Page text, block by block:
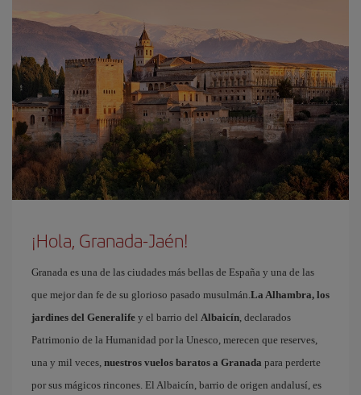
¡Hola, Granada-Jaén!
Granada es una de las ciudades más bellas de España y una de las
que mejor dan fe de su glorioso pasado musulmán.La Alhambra, los
jardines del Generalife y el barrio del Albaicín, declarados
Patrimonio de la Humanidad por la Unesco, merecen que reserves,
una y mil veces, nuestros vuelos baratos a Granada para perderte
por sus mágicos rincones. El Albaicín, barrio de origen andalusí, es